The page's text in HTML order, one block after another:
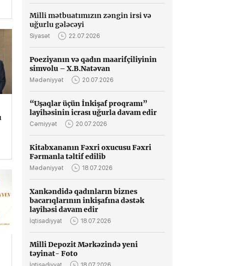
Milli mətbuatımızın zəngin irsi və
uğurlu gələcəyi
Siyasət 22.07.2026
Poeziyanın və qadın maarifçiliyinin
simvolu – X.B.Natəvan
Mədəniyyət 20.07.2026
“Uşaqlar üçün İnkişaf proqramı”
layihəsinin icrası uğurla davam edir
Cəmiyyət 20.07.2026
Kitabxananın Fəxri oxucusu Fəxri
Fərmanla təltif edilib
Mədəniyyət 18.07.2026
Xankəndidə qadınların biznes
bacarıqlarının inkişafına dəstək
layihəsi davam edir
İqtisadiyyat 18.07.2026
Milli Depozit Mərkəzində yeni
təyinat- Foto